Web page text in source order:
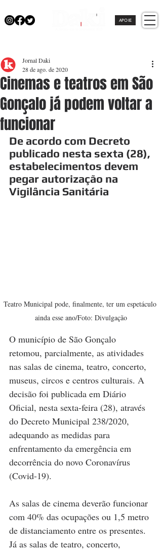
APOIE
Cinemas e teatros em São
Gonçalo já podem voltar a
funcionar
Jornal Daki
28 de ago. de 2020
De acordo com Decreto
publicado nesta sexta (28),
estabelecimentos devem
pegar autorização na
Vigilância Sanitária
Teatro Municipal pode, finalmente, ter um espetáculo
ainda esse ano/Foto: Divulgação
O município de São Gonçalo
retomou, parcialmente, as atividades
nas salas de cinema, teatro, concerto,
museus, circos e centros culturais. A
decisão foi publicada em Diário
Oficial, nesta sexta-feira (28), através
do Decreto Municipal 238/2020,
adequando as medidas para
enfrentamento da emergência em
decorrência do novo Coronavírus
(Covid-19).
As salas de cinema deverão funcionar
com 40% das ocupações ou 1,5 metro
de distanciamento entre os presentes.
Já as salas de teatro, concerto,